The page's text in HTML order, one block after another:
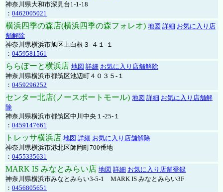
神奈川県大和市深見台1-1-18
： 0462005021
横浜四季の森店(横浜四季の森フォレオ) 地図 詳細 お気に入り店
舗解除
神奈川県横浜市旭区上白根３-４１-１
： 0459581561
ららぽーと横浜店 地図 詳細 お気に入り店舗解除
神奈川県横浜市都筑区池辺町４０３５-１
： 0459296252
センター北店(ノースポートモール) 地図 詳細 お気に入り店舗解
除
神奈川県横浜市都筑区中川中央１-25-１
： 0459147661
トレッサ横浜店 地図 詳細 お気に入り店舗解除
神奈川県横浜市港北区師岡町700番地
： 0455335631
MARK IS みなとみらい店 地図 詳細 お気に入り店舗登録
神奈川県横浜市みなとみらい3-5-1 MARK IS みなとみらい3F
： 0456805651